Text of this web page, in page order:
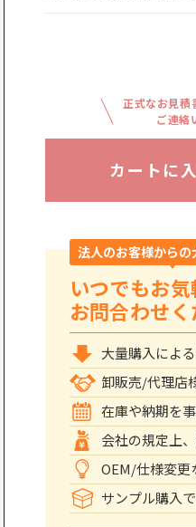
正式なお見積
ご連絡
カートに
法人のお客様から
いつでもお気
お問合わせ
大量購入によ
卸販売/代理店
在庫や納期を
会社の規定上
OEM/仕様変更
サンプル購入